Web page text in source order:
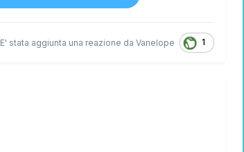
E' stata aggiunta una reazione da Vanelope 1